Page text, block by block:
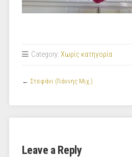
Category: Χωρίς κατηγορία
← Στεφάνι (Γιάννης Μιχ.)
Leave a Reply